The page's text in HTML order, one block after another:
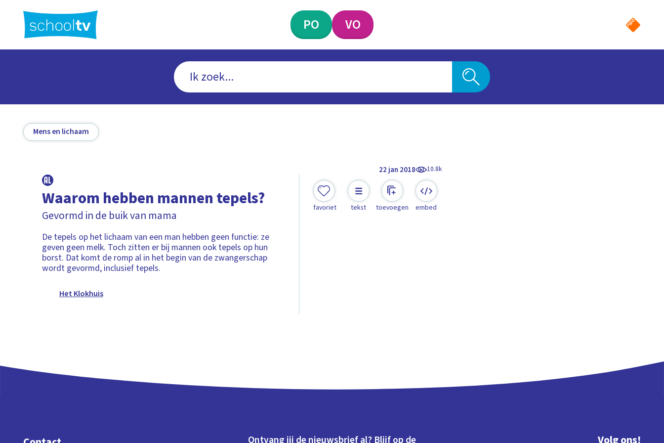
hoofdinhoud
PO VO
Mens en lichaam
22 jan 2018 10.8k
Waarom hebben mannen tepels?
Gevormd in de buik van mama
De tepels op het lichaam van een man hebben geen functie: ze
geven geen melk. Toch zitten er bij mannen ook tepels op hun
borst. Dat komt de romp al in het begin van de zwangerschap
wordt gevormd, inclusief tepels.
Het Klokhuis
favoriet tekst toevoegen embed
Ontvang jij de nieuwsbrief al? Blijf op de